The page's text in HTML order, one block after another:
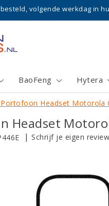
volgende werkdag in
BaoFeng Hytera
Headset Motorola
Headset
|Schrijf je eigen review